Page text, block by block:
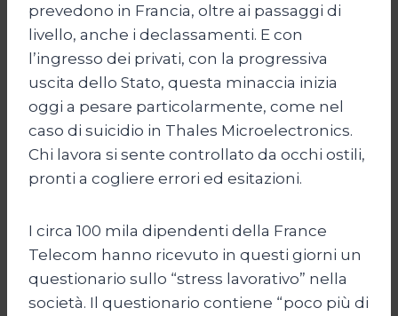
prevedono in Francia, oltre ai passaggi di
livello, anche i declassamenti. E con
l’ingresso dei privati, con la progressiva
uscita dello Stato, questa minaccia inizia
oggi a pesare particolarmente, come nel
caso di suicidio in Thales Microelectronics.
Chi lavora si sente controllato da occhi ostili,
pronti a cogliere errori ed esitazioni.
I circa 100 mila dipendenti della France
Telecom hanno ricevuto in questi giorni un
questionario sullo “stress lavorativo” nella
società. Il questionario contiene “poco più di